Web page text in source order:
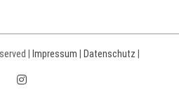
| Impressum Datenschutz
Instagram